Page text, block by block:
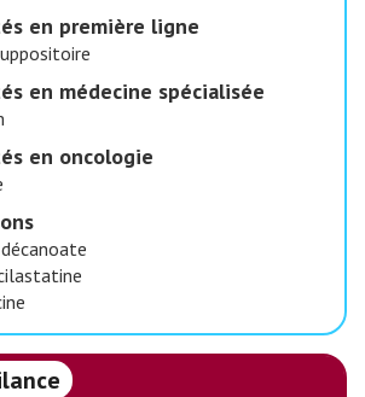
en première ligne
en médecine spécialisée
en oncologie